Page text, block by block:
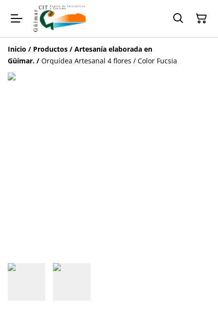
Inicio / Productos / Artesanía elaborada en
Güímar. / Orquídea Artesanal 4 flores / Color Fucsia